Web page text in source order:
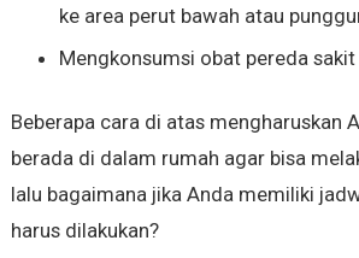
ke area perut bawah atau
Mengkonsumsi obat pereda
Beberapa cara di atas mengharuskan
berada di dalam rumah agar bisa
lalu bagaimana jika Anda memiliki
harus dilakukan?